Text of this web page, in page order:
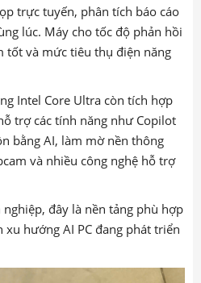
trực tuyến, phân tích báo cáo
lúc. Máy cho tốc độ phản hồi
tốt và mức tiêu thụ điện năng
Intel Core Ultra còn tích hợp
trợ các tính năng như Copilot
bằng AI, làm mờ nền thông
và nhiều công nghệ hỗ trợ
đây là nền tảng phù hợp
xu hướng AI PC đang phát triển